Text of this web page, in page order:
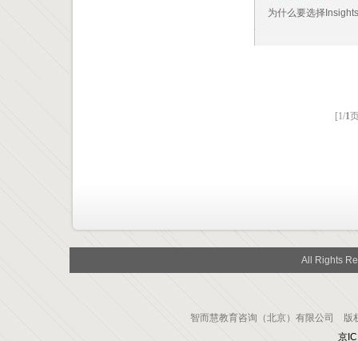
为什么要选择
[1/1
All Rights
智而慧教育咨询（北京）有限公司
京